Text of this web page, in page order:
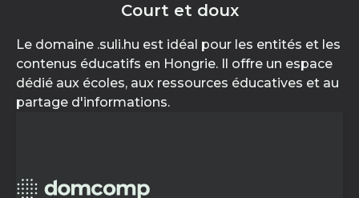
Court et doux
Le domaine .suli.hu est idéal pour les entités et les
contenus éducatifs en Hongrie. Il offre un espace
dédié aux écoles, aux ressources éducatives et au
partage d'informations.